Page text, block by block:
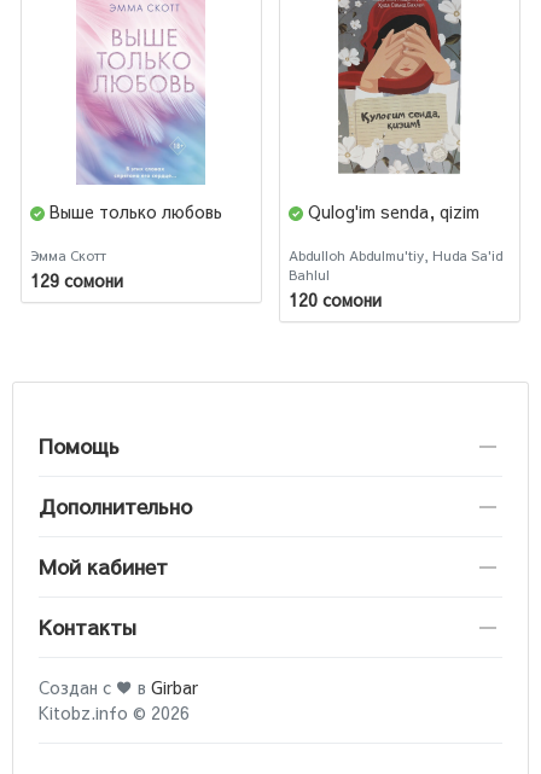
Выше только любовь
Эмма Скотт
129 сомони
Qulog'im senda, qizim
Abdulloh Abdulmu'tiy, Huda Sa'id
Bahlul
120 сомони
Помощь
Дополнительно
Мой кабинет
Контакты
Создан с ♥ в Girbar
Kitobz.info © 2026